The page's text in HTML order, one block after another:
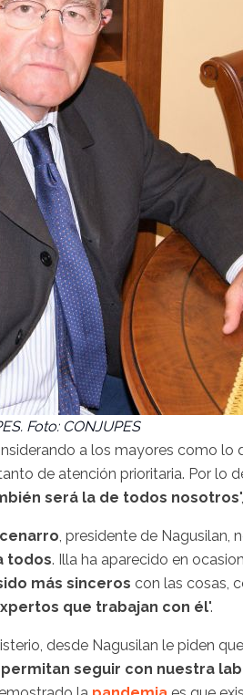
Foto: CONJUPES
a los mayores como lo
de atención prioritaria. Por lo
será la de todos nosotros
, presidente de
todos. Illa ha aparecido en
más sinceros con las cosas,
que trabajan con él".
desde Nagusilan le piden
seguir con nuestra